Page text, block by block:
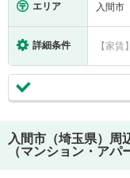
エリア 入間市
詳細条件 【家賃
入間市（埼玉県）
周
（マンション・アパ